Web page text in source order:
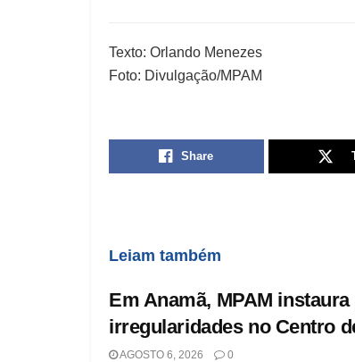
Texto: Orlando Menezes
Foto: Divulgação/MPAM
Share
Leiam também
Em Anamã, MPAM
irregularidades no Centro
AGOSTO 6, 2026 0